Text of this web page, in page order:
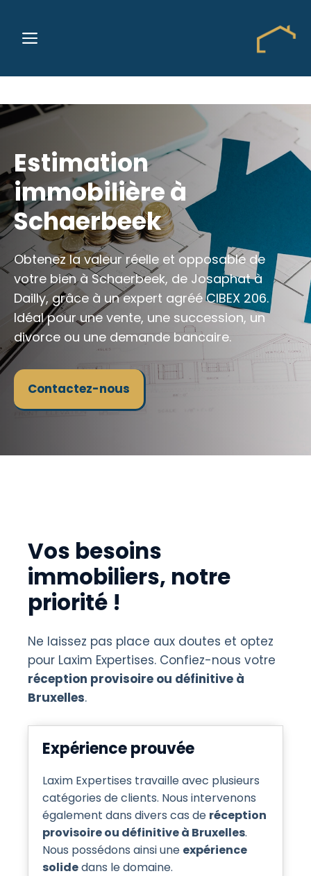
contenuMENU
Estimation
immobilière à
Schaerbeek
Obtenez la valeur réelle et opposable de
votre bien à Schaerbeek, de Josaphat à
Dailly, grâce à un expert agréé CIBEX 206.
Idéal pour une vente, une succession, un
divorce ou une demande bancaire.
Contactez-nous
Vos besoins
immobiliers, notre
priorité !
Ne laissez pas place aux doutes et optez
pour Laxim Expertises. Confiez-nous votre
réception provisoire ou définitive à
Bruxelles.
Expérience prouvée
Laxim Expertises travaille avec plusieurs
catégories de clients. Nous intervenons
également dans divers cas de réception
provisoire ou définitive à Bruxelles.
Nous possédons ainsi une expérience
solidedans le domaine.